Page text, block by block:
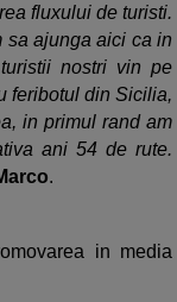
fluxului de turisti.
sa ajunga aici ca in
nostri vin pe
feribotul din Sicilia,
in primul rand am
ani 54 de rute.
.
in media